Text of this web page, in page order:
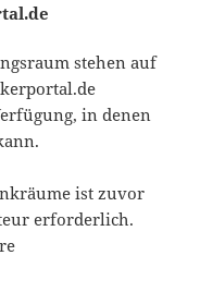
stehen auf
in denen
ist zuvor
erforderlich.